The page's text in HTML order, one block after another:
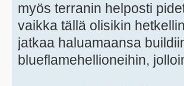
myös terranin helposti
vaikka tällä olisikin
jatkaa haluamaansa
blueflamehellioneihin,